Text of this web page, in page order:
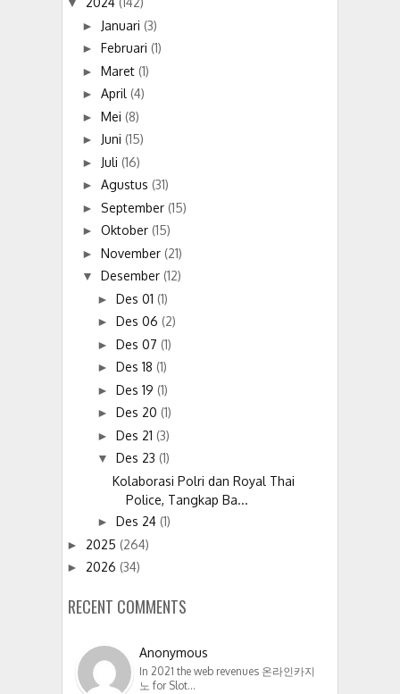
▼
► Januari (3)
► Februari (1)
► Maret (1)
► April (4)
► Mei (8)
► Juni (15)
► Juli (16)
► Agustus (31)
► September (15)
► Oktober (15)
► November (21)
▼ Desember (12)
► Des 01 (1)
► Des 06 (2)
► Des 07 (1)
► Des 18 (1)
► Des 19 (1)
► Des 20 (1)
► Des 21 (3)
▼ Des 23 (1)
Kolaborasi Polri dan Royal Thai
Police, Tangkap Ba...
► Des 24 (1)
► 2025 (264)
► 2026 (34)
RECENT COMMENTS
Anonymous
In 2021 the web revenues 온라인카지
노 for Slot…